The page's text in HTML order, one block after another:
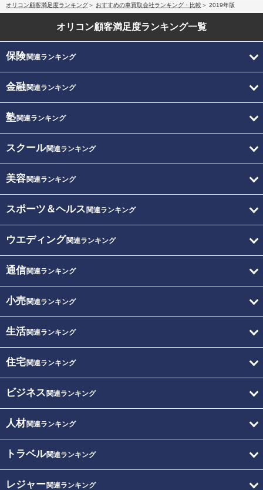
オリコン顧客満足度ランキング おすすめの車買取会社ランキング・比較 2019年版
オリコン顧客満足度ランキング一覧
保険関連ランキング
金融関連ランキング
塾関連ランキング
スクール関連ランキング
美容関連ランキング
スポーツ＆ヘルス 関連ランキング
ウエディング関連ランキング
通信関連ランキング
小売関連ランキング
生活関連ランキング
住宅関連ランキング
ビジネス 関連ランキング
人材関連ランキング
トラベル関連ランキング
レジャー関連ランキング